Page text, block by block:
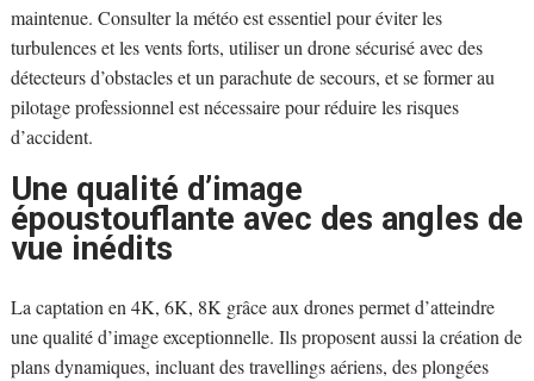
maintenue. Consulter la météo est essentiel pour éviter les
turbulences et les vents forts, utiliser un drone sécurisé avec des
détecteurs d’obstacles et un parachute de secours, et se former au
pilotage professionnel est nécessaire pour réduire les risques
d’accident.
Une qualité d’image
époustouflante avec des angles de
vue inédits
La captation en 4K, 6K, 8K grâce aux drones permet d’atteindre
une qualité d’image exceptionnelle. Ils proposent aussi la création de
plans dynamiques, incluant des travellings aériens, des plongées